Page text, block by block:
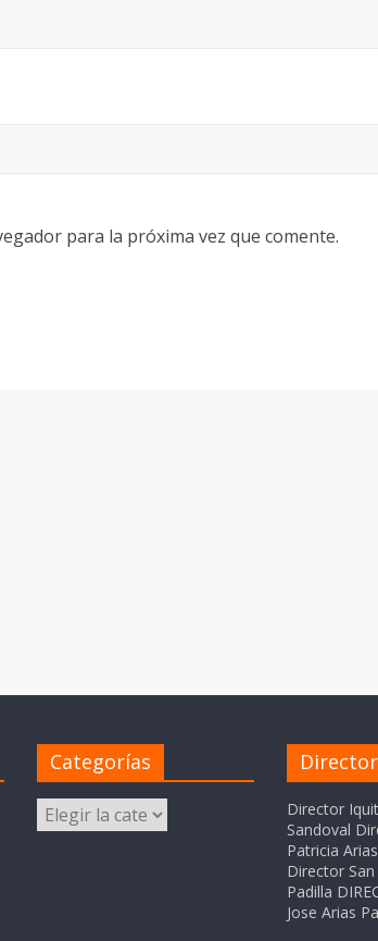
para la próxima vez que comente.
Categorías
Categorías
Director
Sandoval
Patricia
Director
Padilla
Jose Arias